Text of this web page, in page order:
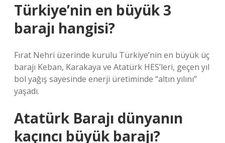
Türkiye’nin en büyük 3
barajı hangisi?
Fırat Nehri üzerinde kurulu Türkiye’nin en büyük üç
barajı Keban, Karakaya ve Atatürk HES’leri, geçen yıl
bol yağış sayesinde enerji üretiminde “altın yılını”
yaşadı.
Atatürk Barajı dünyanın
kaçıncı büyük barajı?